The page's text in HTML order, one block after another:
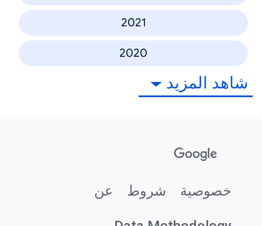
2021
2020
شاهد المزيد
خصوصية شروط عن